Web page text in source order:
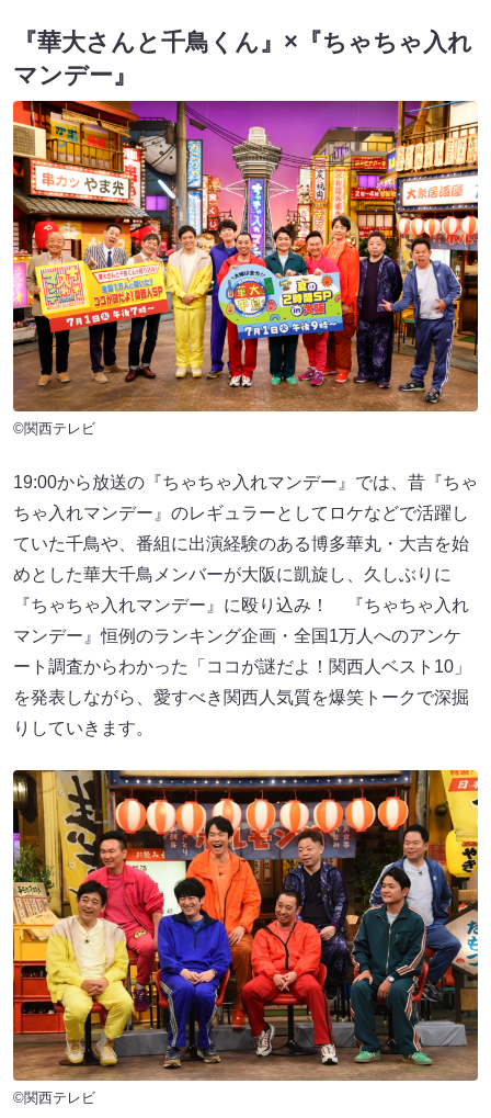
『華大さんと千鳥くん』×『ちゃちゃ入れ
マンデー』
©関西テレビ
19:00から放送の『ちゃちゃ入れマンデー』では、昔『ちゃ
ちゃ入れマンデー』のレギュラーとしてロケなどで活躍し
ていた千鳥や、番組に出演経験のある博多華丸・大吉を始
めとした華大千鳥メンバーが大阪に凱旋し、久しぶりに
『ちゃちゃ入れマンデー』に殴り込み！ 『ちゃちゃ入れ
マンデー』恒例のランキング企画・全国1万人へのアンケ
ート調査からわかった「ココが謎だよ！関西人ベスト10」
を発表しながら、愛すべき関西人気質を爆笑トークで深掘
りしていきます。
©関西テレビ